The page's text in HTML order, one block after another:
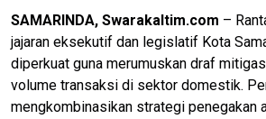
SAMARINDA, Swarakaltim.com –
jajaran eksekutif dan legislatif Kota
diperkuat guna merumuskan draf
volume transaksi di sektor domestik.
mengkombinasikan strategi penegakan